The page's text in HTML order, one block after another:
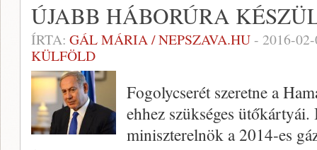
ÚJABB HÁBORÚRA
ÍRTA: GÁL MÁRIA / NEPSZAVA.HU- 2016-
KÜLFÖLD
Fogolycserét szeretne a
ehhez szükséges
miniszterelnök a 2014-es